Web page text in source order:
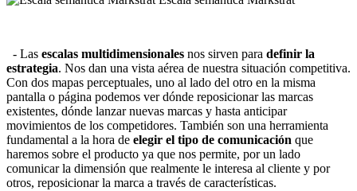
- Las escalas multidimensionales nos sirven para definir la
estrategia. Nos dan una vista aérea de nuestra situación competitiva.
Con dos mapas perceptuales, uno al lado del otro en la misma
pantalla o página podemos ver dónde reposicionar las marcas
existentes, dónde lanzar nuevas marcas y hasta anticipar
movimientos de los competidores. También son una herramienta
fundamental a la hora de elegir el tipo de comunicación que
haremos sobre el producto ya que nos permite, por un lado
comunicar la dimensión que realmente le interesa al cliente y por
otros, reposicionar la marca a través de características.